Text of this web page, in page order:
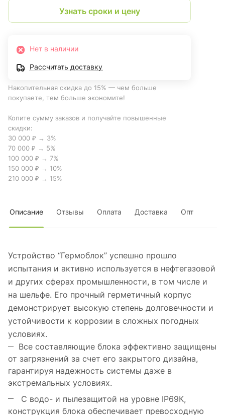
Узнать сроки и цену
Нет в наличии
Рассчитать доставку
Накопительная скидка до 15% — чем больше
покупаете, тем больше экономите!
Копите сумму заказов и получайте повышенные
скидки:
30 000 ₽ → 3%
70 000 ₽ → 5%
100 000 ₽ → 7%
150 000 ₽ → 10%
210 000 ₽ → 15%
Описание Отзывы Оплата Доставка Опт
Устройство “Гермоблок” успешно прошло
испытания и активно используется в нефтегазовой
и других сферах промышленности, в том числе и
на шельфе. Его прочный герметичный корпус
демонстрирует высокую степень долговечности и
устойчивости к коррозии в сложных погодных
условиях.
Все составляющие блока эффективно защищены
от загрязнений за счет его закрытого дизайна,
гарантируя надежность системы даже в
экстремальных условиях.
С водо- и пылезащитой на уровне IP69К,
конструкция блока обеспечивает превосходную